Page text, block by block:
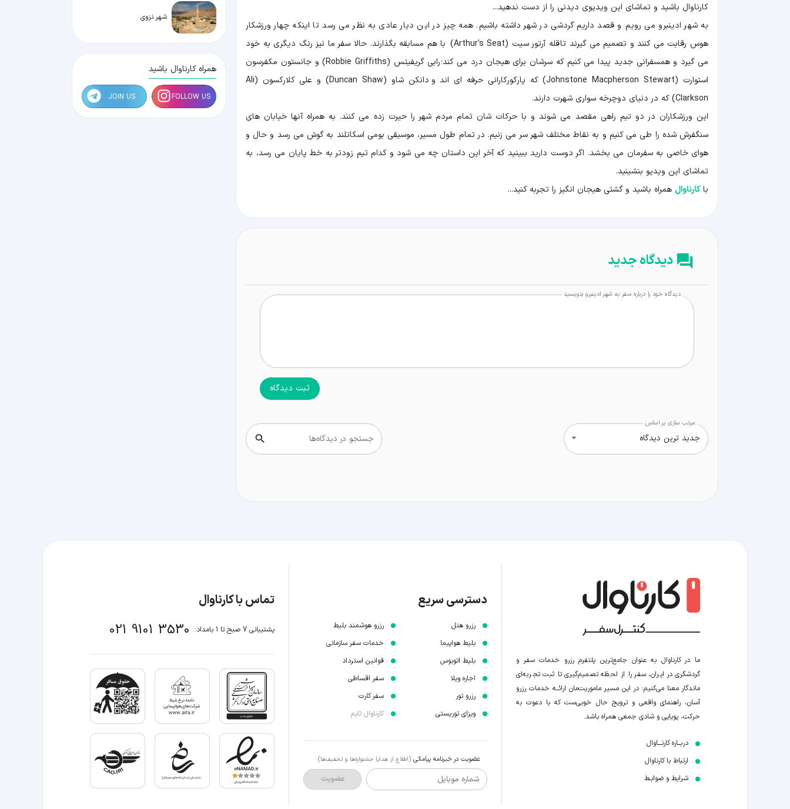
کارناوال باشید و تماشای این ویدیوی دیدنی را از دست ندهید...
به شهر ادینبرو می رویم و قصد داریم گردشی در شهر داشته باشیم. همه چیز در این دیار عادی به نظر می رسد تا اینکه چهار ورزشکار
هوس رقابت می کنند و تصمیم می گیرند تا قله آرتور سیت (Arthur's Seat) با هم مسابقه بگذارند. حالا سفر ما نیز رنگ دیگری به خود
می گیرد و همسفرانی جدید پیدا می کنیم که سرشان برای هیجان درد می کند؛ رابی گریفیتس (Robbie Griffiths) و جانستون مکفرسون
استوارت (Johnstone Macpherson Stewart) که پارکورکارانی حرفه ای اند و دانکن شاو (Duncan Shaw) و علی کلارکسون (Ali
Clarkson) که در دنیای دوچرخه سواری شهرت دارند.
این ورزشکاران در دو تیم راهی مقصد می شوند و با حرکات شان تمام مردم شهر را حیرت زده می کنند. به همراه آنها خیابان های
سنگفرش شده را طی می کنیم و به نقاط مختلف شهر سر می زنیم. در تمام طول مسیر، موسیقی بومی اسکاتلند به گوش می رسد و حال و
هوای خاصی به سفرمان می بخشد. اگر دوست دارید ببینید که آخر این داستان چه می شود و کدام تیم زودتر به خط پایان می رسد، به
تماشای این ویدیو بنشینید.
باکارناوال همراه باشید و گشتی هیجان انگیز را تجربه کنید...
دیدگاه جدید
دیدگاه خود را درباره سفر به شهر ادینبرو بنویسید
ثبت دیدگاه
جستجو در دیدگاه‌ها
مرتب سازی بر اساس
جدید ترین دیدگاه
شهر نزوی
همراه کارناوال باشید
FOLLOW US
JOIN US
ما در کارناوال به عنوان جامع‌ترین پلتفرم رزرو خدمات سفر و
گردشگری در ایران، سفر را از لحظه‌ تصمیم‌گیری تا ثبت تجربه‌ای
ماندگار معنا می‌کنیم؛ در این مسیر‍ ماموریت‌مان اراﺋــﻪ خدمات رزرو
آسان، راهنمای واقعی و ترویج حال خوبی‌ست که با دعوت به
حرکت، پویایی و شادی جمعی همراه باشد.
دربــاره کارنـــاوال
ارتباط با کارناوال
شرایط و ضوابـط
دسترسی سریع
رزرو هتل
بلیط هواپیما
بلیط اتوبوس
اجاره ویلا
رزرو تور
ویزای توریستی
رزرو هوشمند بلیط
خدمات سفر سازمانی
قوانین استرداد
سفر اقساطی
سفر کارت
کارناوال تایم
عضویت در خبرنامه پیامکی (اطلاع از هدایا جشنواره‌ها و تخفیف‌ها)
شماره موبایل عضویت
تماس با کارناوال
پشتیبانی 7 صبح تا 1 بامداد: 021 9101 3530